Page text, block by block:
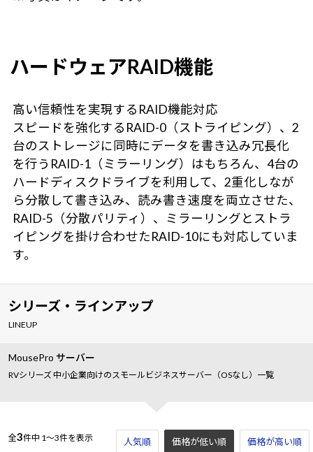
ハードウェアRAID機能
高い信頼性を実現するRAID機能対応
スピードを強化するRAID-0（ストライピング）、2
台のストレージに同時にデータを書き込み冗長化
を行うRAID-1（ミラーリング）はもちろん、4台の
ハードディスクドライブを利用して、2重化しなが
ら分散して書き込み、読み書き速度を両立させた、
RAID-5（分散パリティ）、ミラーリングとストラ
イピングを掛け合わせたRAID-10にも対応していま
す。
シリーズ・ラインアップ
LINEUP
MousePro サーバー
RVシリーズ 中小企業向けのスモールビジネスサーバー（OSなし）一覧
全3件中 1～3件を表示 人気順 価格が低い順 価格が高い順